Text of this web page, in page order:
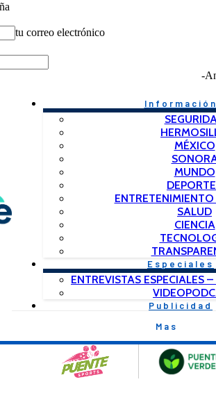
tu correo electrónico
-
Información
MÉXICO
MUNDO
SALUD
CIENCIA
Especiales
ENTREVISTAS ESPECIALES
Publicidad
Mas